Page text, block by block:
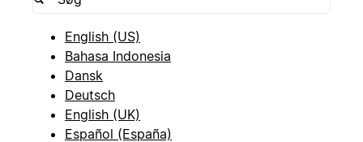
English (US)
Bahasa Indonesia
Dansk
Deutsch
English (UK)
Español (España)